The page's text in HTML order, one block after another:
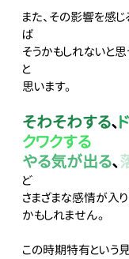
また、その影響を感
ば
そうかもしれないと思
と
思います。
そわそわする、
クワクする
やる気が出る、
ど
さまざまな感情が入
かもしれません。
この時期特有という